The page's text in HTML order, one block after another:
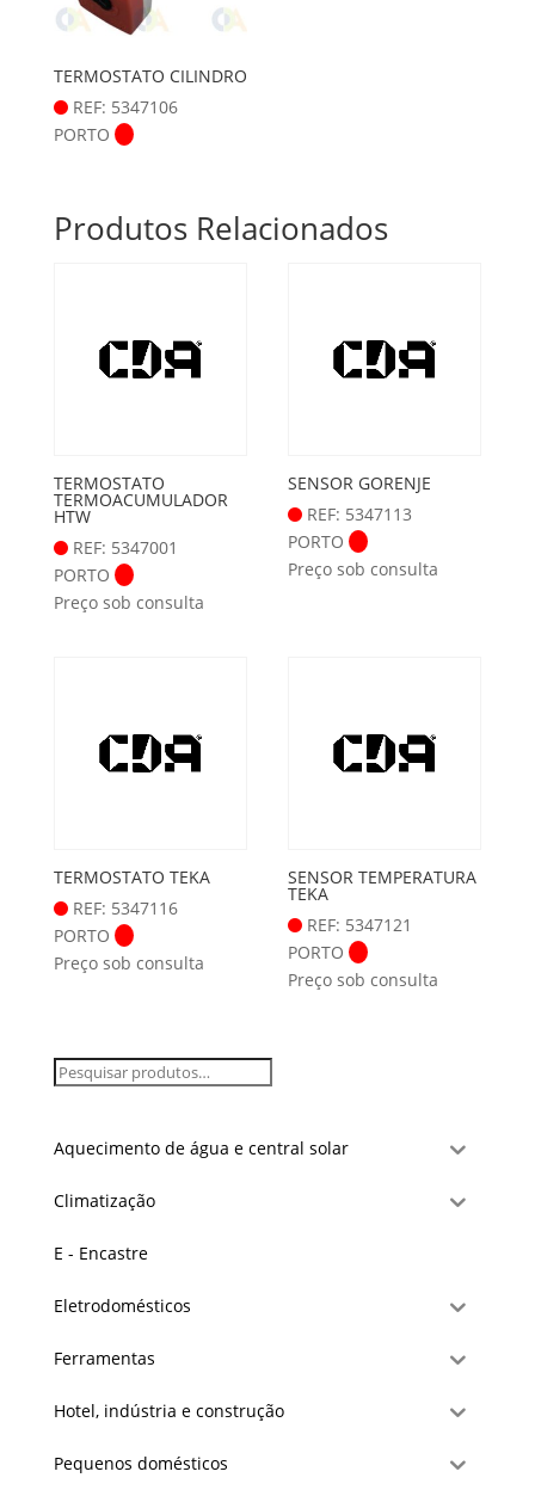
TERMOSTATO CILINDRO
REF: 5347106
PORTO
Produtos Relacionados
TERMOSTATO
TERMOACUMULADOR
HTW
REF: 5347001
PORTO
Preço sob consulta
SENSOR GORENJE
REF: 5347113
PORTO
Preço sob consulta
TERMOSTATO TEKA
REF: 5347116
PORTO
Preço sob consulta
SENSOR TEMPERATURA
TEKA
REF: 5347121
PORTO
Preço sob consulta
Aquecimento de água e central solar
Climatização
E - Encastre
Eletrodomésticos
Ferramentas
Hotel, indústria e construção
Pequenos domésticos